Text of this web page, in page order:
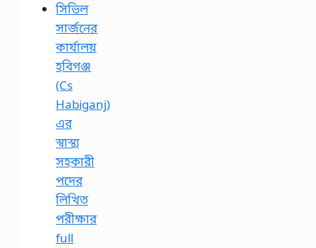
সিভিল
সার্জনের
কার্যালয়
হবিগঞ্জ
(Cs
Habiganj)
এর
স্বাস্থ্য
সহকারী
পদের
লিখিত
পরীক্ষার
full